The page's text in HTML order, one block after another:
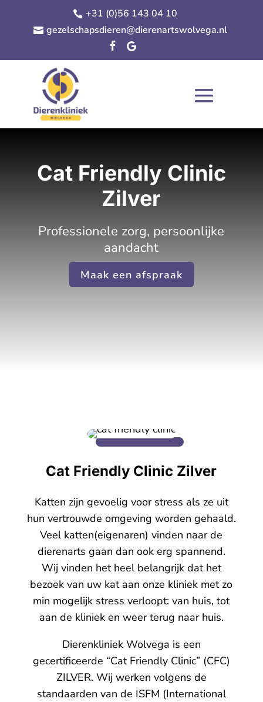
 +31 (0)56 143 04 10
 gezelschapsdieren@dierenartswolvega.nl
 
Cat Friendly Clinic
Zilver
Professionele zorg, persoonlijke
aandacht
Maak een afspraak
Cat Friendly Clinic Zilver
Katten zijn gevoelig voor stress als ze uit
hun vertrouwde omgeving worden gehaald.
Veel katten(eigenaren) vinden naar de
dierenarts gaan dan ook erg spannend.
Wij vinden het heel belangrijk dat het
bezoek van uw kat aan onze kliniek met zo
min mogelijk stress verloopt: van huis, tot
aan de kliniek en weer terug naar huis.
Dierenkliniek Wolvega is een
gecertificeerde “Cat Friendly Clinic” (CFC)
ZILVER. Wij werken volgens de
standaarden van de ISFM (International